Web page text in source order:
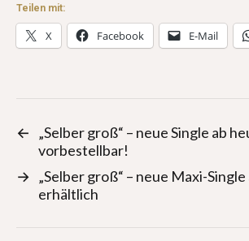
Teilen mit:
X Facebook E-Mail
← „Selber groß“ – neue Single ab
vorbestellbar!
→ „Selber groß“ – neue Maxi-
erhältlich